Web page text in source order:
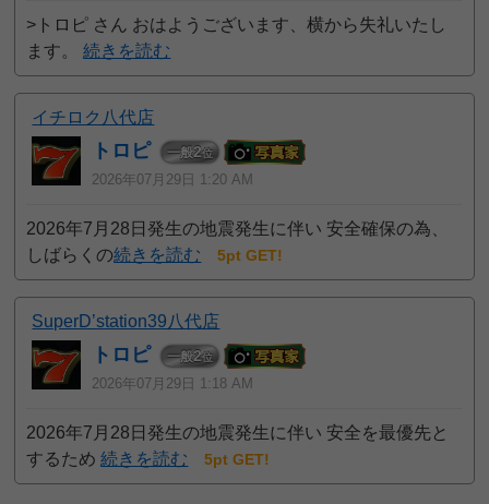
>トロピ さん おはようございます、横から失礼いたし
ます。続きを読む
イチロク八代店
トロピ 一般2位
2026年07月29日 1:20 AM
2026年7月28日発生の地震発生に伴い 安全確保の為、
しばらくの続きを読む 5pt GET!
SuperD’station39八代店
トロピ 一般2位
2026年07月29日 1:18 AM
2026年7月28日発生の地震発生に伴い 安全を最優先と
するため続きを読む 5pt GET!